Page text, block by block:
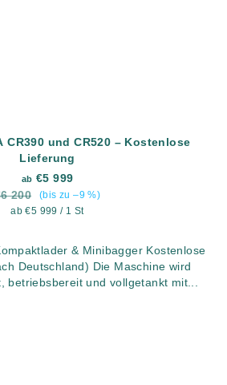
CR390 und CR520 – Kostenlose
Lieferung
ab €5 999
200
(bis zu –9 %)
Verkaufspreis:
ab €5 999 / 1 St
& Minibagger Kostenlose
Deutschland) Die Maschine wird
betriebsbereit und vollgetankt mit...